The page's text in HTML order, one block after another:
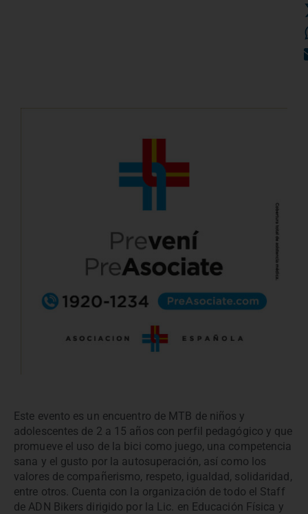
Este evento es un encuentro de MTB de niños y
adolescentes de 2 a 15 años con perfil pedagógico y que
promueve el uso de la bici como juego, una competencia
sana y el gusto por la autosuperación, así como los
valores de compañerismo, respeto, igualdad, solidaridad,
entre otros. Cuenta con la organización de todo el Staff
de ADN Bikers dirigido por la Lic. en Educación Física y